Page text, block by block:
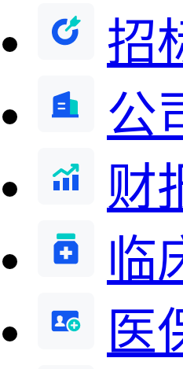
招
公
财
临
医